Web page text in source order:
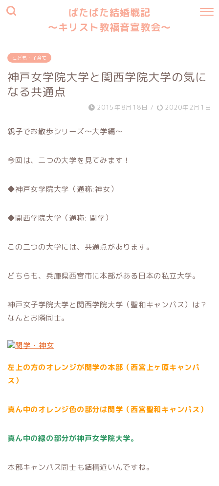
ばたばた結婚戦記
〜キリスト教福音宣教会〜
こども・子育て
神戸女学院大学と関西学院大学の気に
なる共通点
2015年8月18日 / 2020年2月1日
親子でお散歩シリーズ～大学編～
今回は、二つの大学を見てみます！
◆神戸女学院大学（通称:神女）
◆関西学院大学（通称: 関学）
この二つの大学には、共通点があります。
どちらも、兵庫県西宮市に本部がある日本の私立大学。
神戸女子学院大学と関西学院大学（聖和キャンパス）は？
なんとお隣同士。
左上の方のオレンジが関学の本部（西宮上ヶ原キャンパ
ス）
真ん中のオレンジ色の部分は関学（西宮聖和キャンパス）
真ん中の緑の部分が神戸女学院大学。
本部キャンパス同士も結構近いんですね。